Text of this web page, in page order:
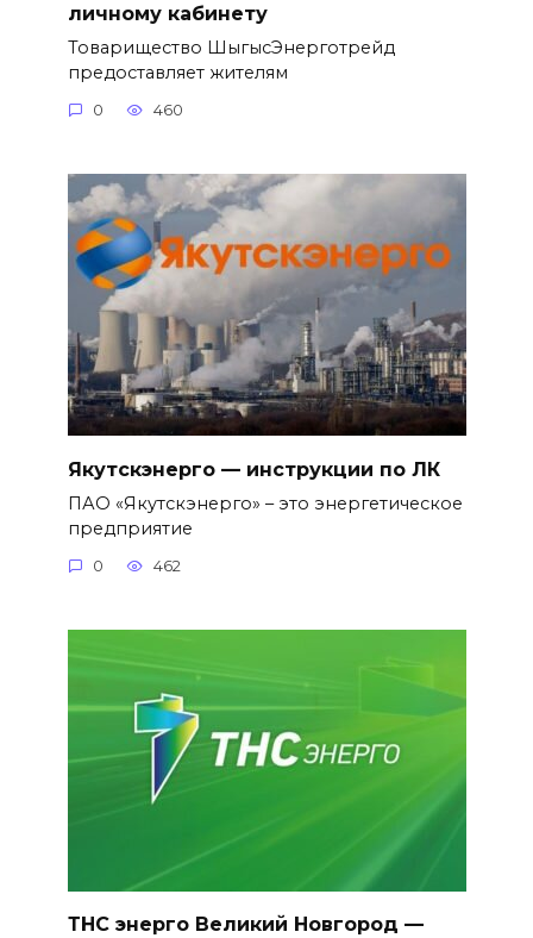
личному кабинету
Товарищество ШыгысЭнерготрейд
предоставляет жителям
0 460
Якутскэнерго — инструкции по ЛК
ПАО «Якутскэнерго» – это энергетическое
предприятие
0 462
ТНС энерго Великий Новгород —